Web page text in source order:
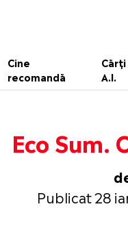
Cine
recomandă
A.I.
Eco Sum.
Publicat 28